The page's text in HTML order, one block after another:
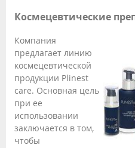
Космецевтические
Компания
предлагает линию
космецевтической
продукции Plinest
care. Основная цель
при ее
использовании
заключается в том,
чтобы